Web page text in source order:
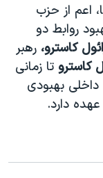
اعم از حزب
روابط دو
کاسترو، رهبر
کاسترو تا زمانی
بهبودی
دارد.